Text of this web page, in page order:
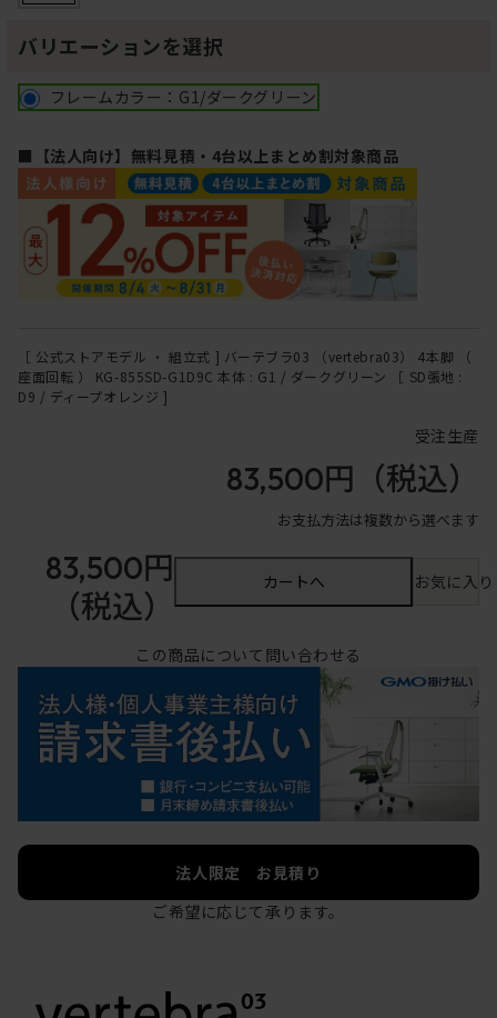
バリエーションを選択
フレームカラー：G1/ダークグリーン
■【法人向け】無料見積・4台以上まとめ割対象商品
［ 公式ストアモデル ・ 組立式 ] バーテブラ03 （vertebra03） 4本脚 （
座面回転 ） KG-855SD-G1D9C 本体 : G1 / ダークグリーン ［ SD張地 :
D9 / ディープオレンジ ]
受注生産
83,500円 （税込）
お支払方法は複数から選べます
83,500円
（税込）
カートへ お気に入
この商品について問い合わせる
法人限定 お見積り
ご希望に応じて承ります。